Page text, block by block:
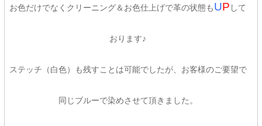
お色だけでなくクリーニング＆お色仕上げで革の状態もUP して
おります♪
ステッチ（白色）も残すことは可能でしたが、お客様のご要望で
同じブルーで染めさせて頂きました。